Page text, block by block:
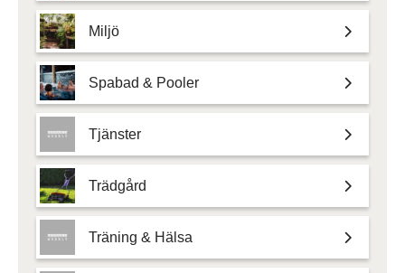
Miljö
Spabad & Pooler
Tjänster
Trädgård
Träning & Hälsa